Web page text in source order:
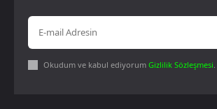
Okudum ve kabul ediyorum Gizlilik Sözleşmesi.